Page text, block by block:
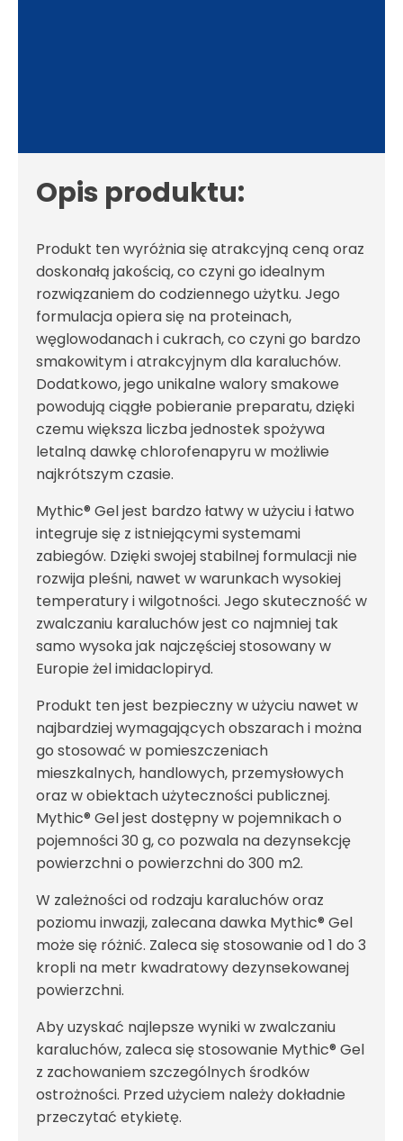
Opis produktu:
Produkt ten wyróżnia się atrakcyjną ceną oraz
doskonałą jakością, co czyni go idealnym
rozwiązaniem do codziennego użytku. Jego
formulacja opiera się na proteinach,
węglowodanach i cukrach, co czyni go bardzo
smakowitym i atrakcyjnym dla karaluchów.
Dodatkowo, jego unikalne walory smakowe
powodują ciągłe pobieranie preparatu, dzięki
czemu większa liczba jednostek spożywa
letalną dawkę chlorofenapyru w możliwie
najkrótszym czasie.
Mythic® Gel jest bardzo łatwy w użyciu i łatwo
integruje się z istniejącymi systemami
zabiegów. Dzięki swojej stabilnej formulacji nie
rozwija pleśni, nawet w warunkach wysokiej
temperatury i wilgotności. Jego skuteczność w
zwalczaniu karaluchów jest co najmniej tak
samo wysoka jak najczęściej stosowany w
Europie żel imidaclopiryd.
Produkt ten jest bezpieczny w użyciu nawet w
najbardziej wymagających obszarach i można
go stosować w pomieszczeniach
mieszkalnych, handlowych, przemysłowych
oraz w obiektach użyteczności publicznej.
Mythic® Gel jest dostępny w pojemnikach o
pojemności 30 g, co pozwala na dezynsekcję
powierzchni o powierzchni do 300 m2.
W zależności od rodzaju karaluchów oraz
poziomu inwazji, zalecana dawka Mythic® Gel
może się różnić. Zaleca się stosowanie od 1 do 3
kropli na metr kwadratowy dezynsekowanej
powierzchni.
Aby uzyskać najlepsze wyniki w zwalczaniu
karaluchów, zaleca się stosowanie Mythic® Gel
z zachowaniem szczególnych środków
ostrożności. Przed użyciem należy dokładnie
przeczytać etykietę.